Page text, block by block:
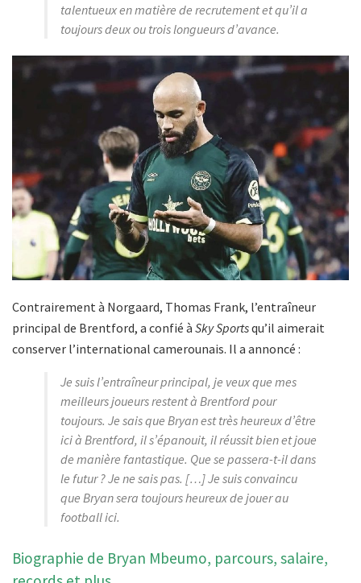
talentueux en matière de recrutement et qu’il a
toujours deux ou trois longueurs d’avance.
Contrairement à Norgaard, Thomas Frank, l’entraîneur
principal de Brentford, a confié à Sky Sportsqu’il aimerait
conserver l’international camerounais. Il a annoncé :
Je suis l’entraîneur principal, je veux que mes
meilleurs joueurs restent à Brentford pour
toujours. Je sais que Bryan est très heureux d’être
ici à Brentford, il s’épanouit, il réussit bien et joue
de manière fantastique. Que se passera-t-il dans
le futur ? Je ne sais pas. […] Je suis convaincu
que Bryan sera toujours heureux de jouer au
football ici.
Biographie de Bryan Mbeumo, parcours, salaire,